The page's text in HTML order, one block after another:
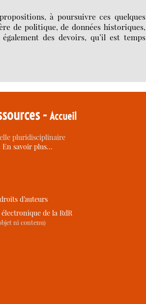
à poursuivre ces quelques
de politique, de données historiques,
des devoirs, qu’il est temps
-Accueil
pluridisciplinaire
En savoir plus…
d’auteurs
de la RdR
ni contenu)